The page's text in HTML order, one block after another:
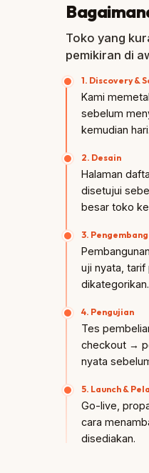
Toko yang
pemikiran di
1. Discovery &
Kami
sebelum
kemudian hari.
2. Desain
Halaman
disetujui
besar toko
3.
uji nyata, tarif
dikategorikan.
4. Pengujian
Tes
checkout →
nyata
5. Launch &
Go-live,
cara
disediakan.